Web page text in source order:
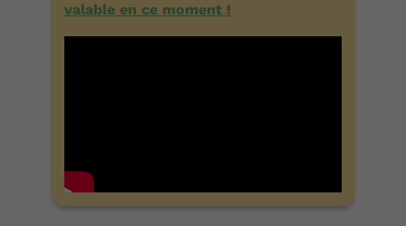
valable en ce moment !